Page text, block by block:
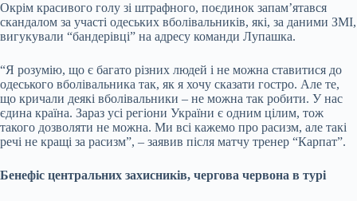
Окрім красивого голу зі штрафного, поєдинок запам’ятався
скандалом за участі одеських вболівальників, які, за даними ЗМІ,
вигукували “бандерівці” на адресу команди Лупашка.
“Я розумію, що є багато різних людей і не можна ставитися до
одеського вболівальника так, як я хочу сказати гостро. Але те,
що кричали деякі вболівальники – не можна так робити. У нас
єдина країна. Зараз усі регіони України є одним цілим, тож
такого дозволяти не можна. Ми всі кажемо про расизм, але такі
речі не кращі за расизм”, – заявив після матчу тренер “Карпат”.
Бенефіс центральних захисників, чергова червона в турі